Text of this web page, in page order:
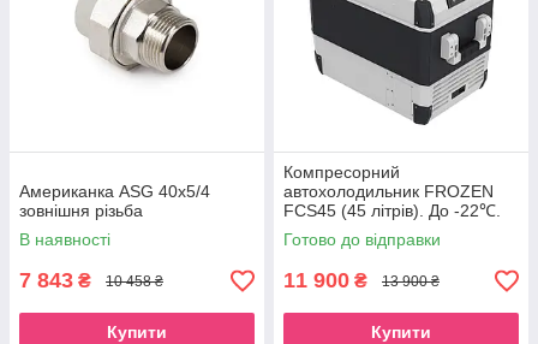
Американка ASG 40x5/4
зовнішня різьба
В наявності
7 843 ₴ 10 458 ₴
Купити
Компресорний
автохолодильник FROZEN
FCS45 (45 літрів). До -22℃.
Живлення 12, 24, 220 вольт
Готово до відправки
11 900 ₴ 13 900 ₴
Купити